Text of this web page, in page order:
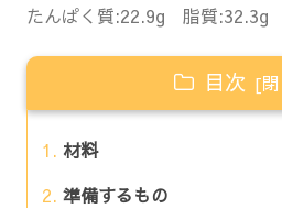
たんぱく質:22.9g 脂質:32.3g
目次
材料
準備するもの